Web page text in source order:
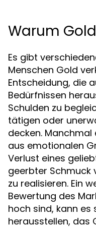
Warum
Es gibt
Menschen Gold
Entscheidung, die
Bedürfnissen
Schulden zu
tätigen oder
decken.
aus emotionalen
Verlust eines
geerbter Schmuck
zu realisieren. Ein
Bewertung des
hoch sind, kann
herausstellen, das